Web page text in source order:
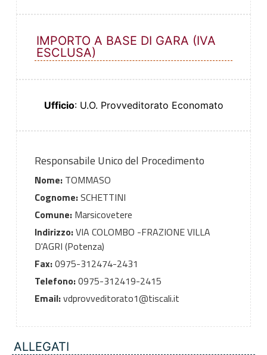
IMPORTO A BASE DI GARA (IVA
ESCLUSA)
Ufficio: U.O. Provveditorato Economato
Responsabile Unico del Procedimento
Nome:TOMMASO
Cognome:SCHETTINI
Comune:Marsicovetere
Indirizzo:VIA COLOMBO -FRAZIONE VILLA
D'AGRI (Potenza)
Fax:0975-312474-2431
Telefono:0975-312419-2415
Email:vdprovveditorato1@tiscali.it
ALLEGATI